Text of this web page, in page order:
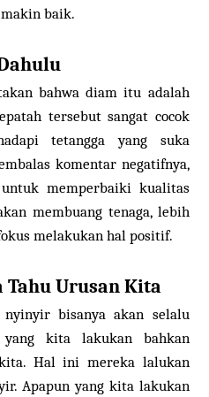
baik.
bahwa diam itu adalah
tersebut sangat cocok
tetangga yang suka
komentar negatifnya,
memperbaiki kualitas
membuang tenaga, lebih
melakukan hal positif.
Tahu Urusan Kita
bisanya akan selalu
kita lakukan bahkan
Hal ini mereka lalukan
Apapun yang kita lakukan